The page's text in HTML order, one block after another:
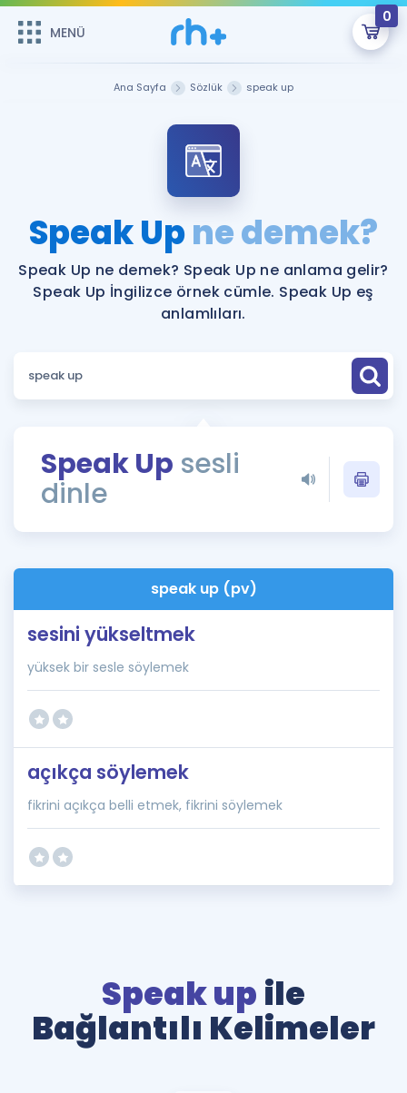
MENÜ
0
Şifremi Hatırlamıyorum
ÜYE DEĞİLİM
Sepetin Şu An Boş.
Remzi Hoca ile seni sınava hazırlayacak onlarca eğitim seni
bekliyor!
MENÜ
Katılımcı Görüşleri
Faydalı Araçlar
Sözlük
Rehberlik Aracı
ÖSYM Sınav Takvimi
İngilizce Gramer
Hakkımızda
Ana Sayfa Sözlük speak up
Speak Upne demek?
Speak Up ne demek? Speak Up ne anlama gelir?
Speak Up İngilizce örnek cümle. Speak Up eş
anlamlıları.
Speak Up sesli
dinle
speak up (pv)
sesini yükseltmek
yüksek bir sesle söylemek
açıkça söylemek
fikrini açıkça belli etmek, fikrini söylemek
Speak up ile
Bağlantılı Kelimeler